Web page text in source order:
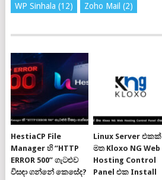
WP Sinhala (12) Zoho Mail (2)
HestiaCP File
Manager හි “HTTP
ERROR 500” ගැටළුව
විසඳා ගන්නේ කෙසේද?
Linux Server එකක්
මත Kloxo NG Web
Hosting Control
Panel එක Install